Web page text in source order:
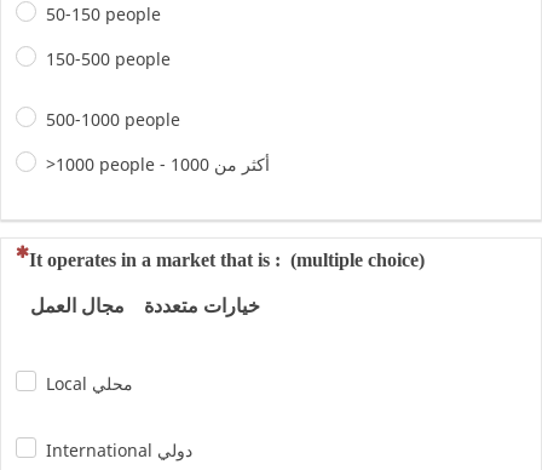
50-150 people
150-500 people
500-1000 people
>1000 people - أكثر من 1000
(This question is mandatory)
It operates in a market that is : (multiple choice)
خيارات متعددة مجال العمل
Local محلي
International دولي